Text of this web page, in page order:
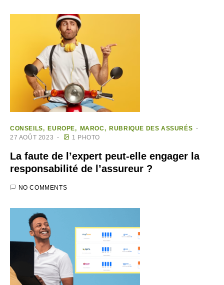
CONSEILS EUROPE MAROC
RUBRIQUE DES ASSURÉS
27 AOÛT 2023
1 PHOTO
La faute de l’expert peut-elle engager la
responsabilité de l’assureur ?
NO COMMENTS